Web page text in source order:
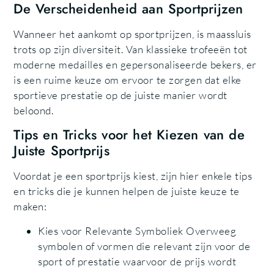
De Verscheidenheid aan Sportprijzen
Wanneer het aankomt op sportprijzen, is maassluis
trots op zijn diversiteit. Van klassieke trofeeën tot
moderne medailles en gepersonaliseerde bekers, er
is een ruime keuze om ervoor te zorgen dat elke
sportieve prestatie op de juiste manier wordt
beloond.
Tips en Tricks voor het Kiezen van de
Juiste Sportprijs
Voordat je een sportprijs kiest, zijn hier enkele tips
en tricks die je kunnen helpen de juiste keuze te
maken:
Kies voor Relevante Symboliek Overweeg
symbolen of vormen die relevant zijn voor de
sport of prestatie waarvoor de prijs wordt